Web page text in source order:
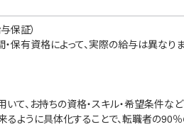
保証）
保有資格によって、実際の給与は異なりま
て、お持ちの資格・スキル・希望条件など
ように具体化することで、転職者の90